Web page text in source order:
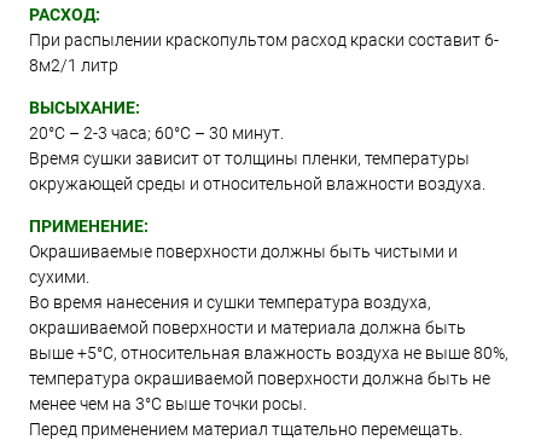
РАСХОД:
При распылении краскопультом расход краски составит 6-
8м2/1 литр
ВЫСЫХАНИЕ:
20°С – 2-3 часа; 60°С – 30 минут.
Время сушки зависит от толщины пленки, температуры
окружающей среды и относительной влажности воздуха.
ПРИМЕНЕНИЕ:
Окрашиваемые поверхности должны быть чистыми и
сухими.
Во время нанесения и сушки температура воздуха,
окрашиваемой поверхности и материала должна быть
выше +5°C, относительная влажность воздуха не выше 80%,
температура окрашиваемой поверхности должна быть не
менее чем на 3°C выше точки росы.
Перед применением материал тщательно перемещать.